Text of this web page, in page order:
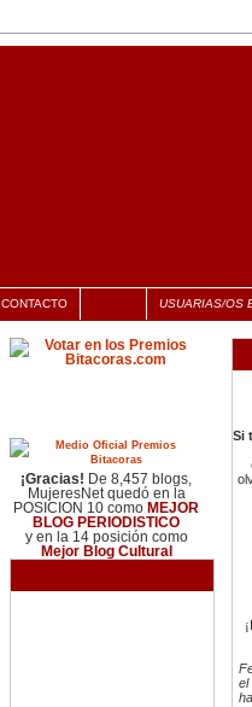
CONTACTO USUARIAS/OS
últimas noticias
¡Gracias! De 8,457 blogs,
MujeresNet quedó en la
POSICION 10 como MEJOR
BLOG PERIODISTICO
y en la 14 posición como
Mejor Blog Cultural
Si
el